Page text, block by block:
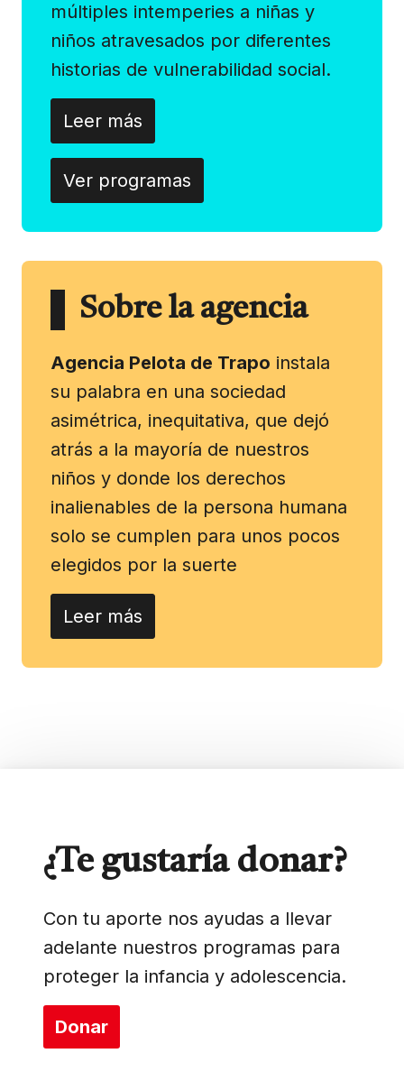
múltiples intemperies a niñas y
niños atravesados por diferentes
historias de vulnerabilidad social.
Leer más
Ver programas
Sobre la agencia
Agencia Pelota de Trapo instala
su palabra en una sociedad
asimétrica, inequitativa, que dejó
atrás a la mayoría de nuestros
niños y donde los derechos
inalienables de la persona humana
solo se cumplen para unos pocos
elegidos por la suerte
Leer más
¿Te gustaría donar?
Con tu aporte nos ayudas a llevar
adelante nuestros programas para
proteger la infancia y adolescencia.
Donar